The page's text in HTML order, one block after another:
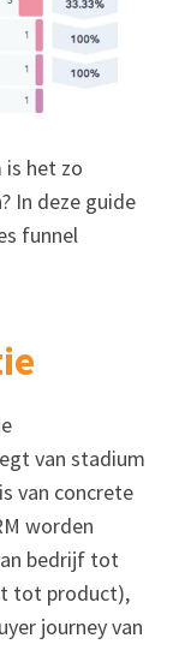
is het zo
In deze guide
funnel
van stadium
van concrete
worden
bedrijf tot
tot product),
journey van